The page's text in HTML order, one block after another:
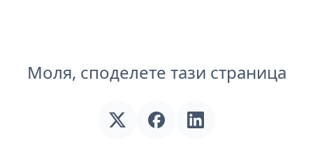
Моля, споделете тази страница